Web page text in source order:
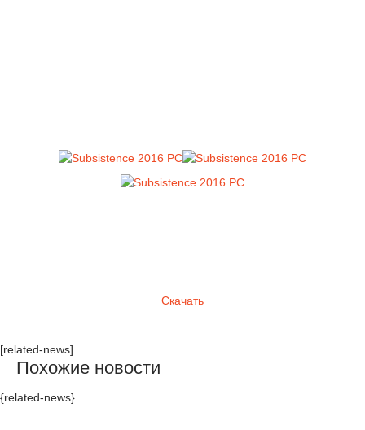
Скачать
[related-news]
Похожие новости
{related-news}